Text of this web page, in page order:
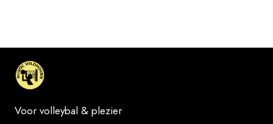
Voor volleybal & plezier